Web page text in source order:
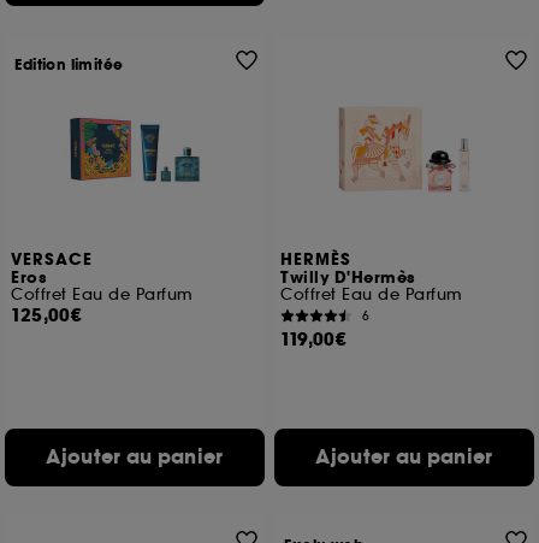
VERSACE
Eros
Coffret Eau de Parfum
125,00€
Ajouter au panier
Edition limitée
HERMÈS
Twilly D'Hermès
Coffret Eau de Parfum
6
119,00€
Ajouter au panier